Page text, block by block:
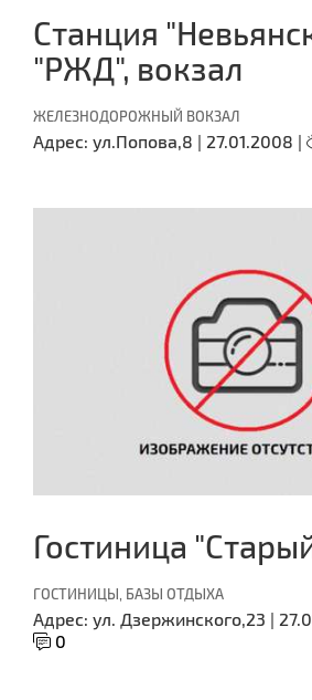
Станция
"РЖД", вокзал
ЖЕЛЕЗНОДОРОЖНЫЙ ВОКЗАЛ
Адрес: ул.Попова,8 | 27.01.2008 |
Гостиница
ГОСТИНИЦЫ, БАЗЫ ОТДЫХА
Адрес: ул. Дзержинского,23 |
0